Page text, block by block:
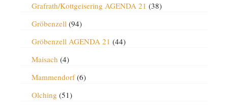
Grafrath/Kottgeisering AGENDA 21 (38)
Gröbenzell(94)
Gröbenzell AGENDA 21 (44)
Maisach (4)
Mammendorf(6)
Olching (51)